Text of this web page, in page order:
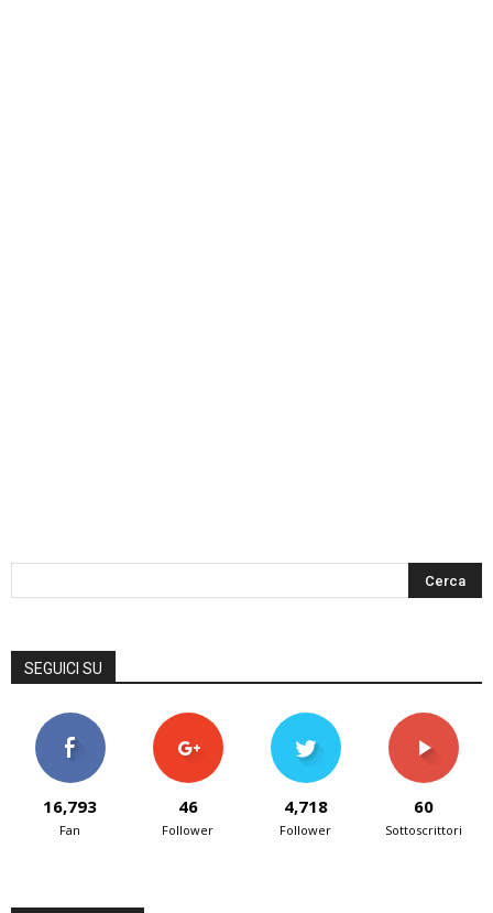
SEGUICI SU
16,793
Fan
46
Follower
4,718
Follower
60
Sottoscrittori